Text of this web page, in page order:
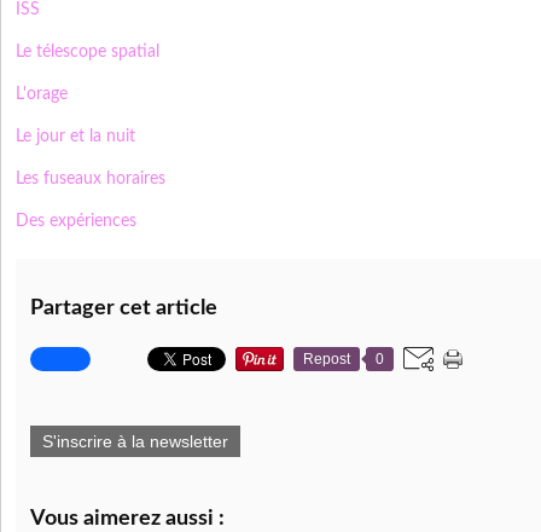
ISS
Le télescope spatial
L'orage
Le jour et la nuit
Les fuseaux horaires
Des expériences
Partager cet article
Repost 0
S'inscrire à la newsletter
Vous aimerez aussi :